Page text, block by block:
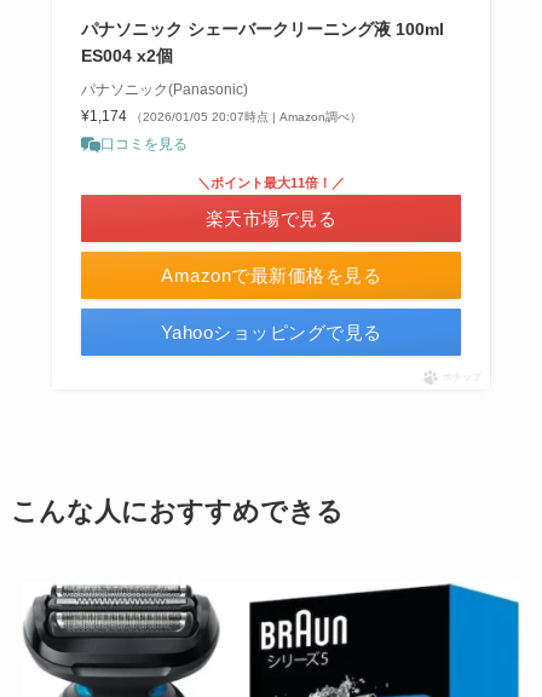
パナソニック シェーバークリーニング液 100ml
ES004 x2個
パナソニック(Panasonic)
¥1,174
（2026/01/05 20:07時点 | Amazon調べ）
口コミを見る
Amazonで最新価格を見る
＼ポイント最大11倍！／
楽天市場で見る
Yahooショッピングで見る
ポチップ
こんな人におすすめできる